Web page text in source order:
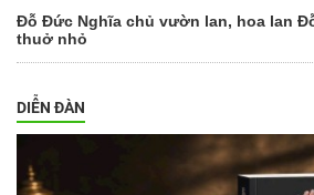
Đỗ Đức Nghĩa chủ vườn lan, hoa lan
thuở nhỏ
DIỄN ĐÀN